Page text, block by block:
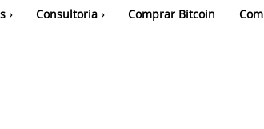
Consultoria Comprar Bitcoin